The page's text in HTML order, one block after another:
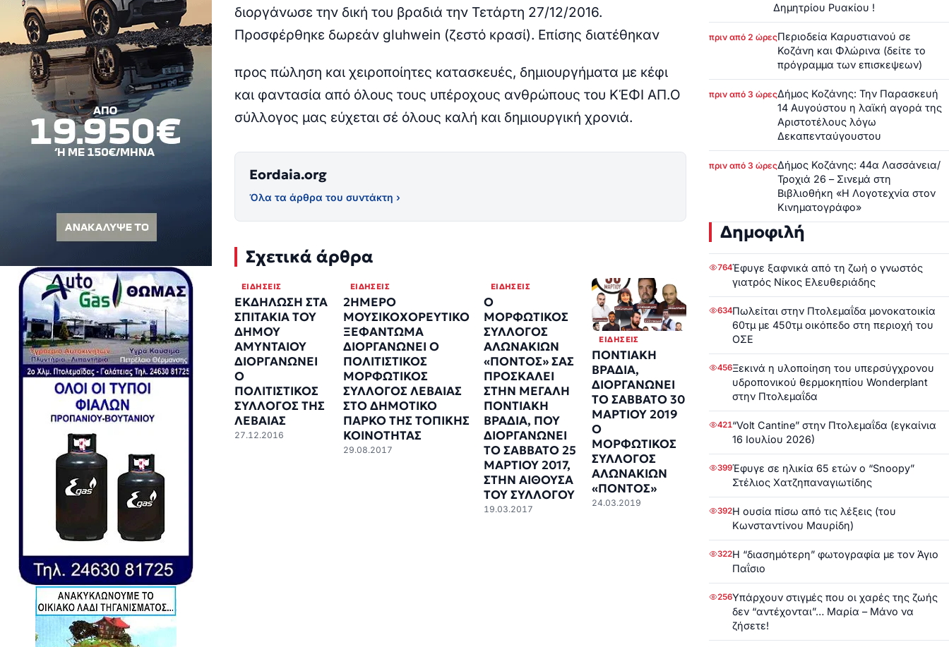
διοργάνωσε την δική του βραδιά την Τετάρτη 27/12/2016.
Προσφέρθηκε δωρεάν gluhwein (ζεστό κρασί). Επίσης διατέθηκαν
προς πώληση και χειροποίητες κατασκευές, δημιουργήματα με κέφι
και φαντασία από όλους τους υπέροχους ανθρώπους του ΚΈΦΙ ΑΠ.Ο
σύλλογος μας εύχεται σέ όλους καλή και δημιουργική χρονιά.
Eordaia.org
Όλα τα άρθρα του συντάκτη ›
Σχετικά άρθρα
ΕΙΔΉΣΕΙΣ
ΕΚΔΗΛΩΣΗ ΣΤΑ
ΣΠΙΤΑΚΙΑ ΤΟΥ
ΔΗΜΟΥ
ΑΜΥΝΤΑΙΟΥ
ΔΙΟΡΓΑΝΩΝΕΙ
Ο
ΠΟΛΙΤΙΣΤΙΚΟΣ
ΣΥΛΛΟΓΟΣ ΤΗΣ
ΛΕΒΑΙΑΣ
27.12.2016
ΕΙΔΉΣΕΙΣ
2ΗΜΕΡΟ
ΜΟΥΣΙΚΟΧΟΡΕΥΤΙΚΟ
ΞΕΦΑΝΤΩΜΑ
ΔΙΟΡΓΑΝΩΝΕΙ Ο
ΠΟΛΙΤΙΣΤΙΚΟΣ
ΜΟΡΦΩΤΙΚΟΣ
ΣΥΛΛΟΓΟΣ ΛΕΒΑΙΑΣ
ΣΤΟ ΔΗΜΟΤΙΚΟ
ΠΑΡΚΟ ΤΗΣ ΤΟΠΙΚΗΣ
ΚΟΙΝΟΤΗΤΑΣ
29.08.2017
ΕΙΔΉΣΕΙΣ
Ο
ΜΟΡΦΩΤΙΚΟΣ
ΣΥΛΛΟΓΟΣ
ΑΛΩΝΑΚΙΩΝ
«ΠΟΝΤΟΣ» ΣΑΣ
ΠΡΟΣΚΑΛΕΙ
ΣΤΗΝ ΜΕΓΑΛΗ
ΠΟΝΤΙΑΚΗ
ΒΡΑΔΙΑ, ΠΟΥ
ΔΙΟΡΓΑΝΩΝΕΙ
ΤΟ ΣΑΒΒΑΤΟ 25
ΜΑΡΤΙΟΥ 2017,
ΣΤΗΝ ΑΙΘΟΥΣΑ
ΤΟΥ ΣΥΛΛΟΓΟΥ
19.03.2017
ΕΙΔΉΣΕΙΣ
ΠΟΝΤΙΑΚΗ
ΒΡΑΔΙΑ,
ΔΙΟΡΓΑΝΩΝΕΙ
ΤΟ ΣΑΒΒΑΤΟ 30
ΜΑΡΤΙΟΥ 2019
Ο
ΜΟΡΦΩΤΙΚΟΣ
ΣΥΛΛΟΓΟΣ
ΑΛΩΝΑΚΙΩΝ
«ΠΟΝΤΟΣ»
24.03.2019
Δημητρίου Ρυακίου !
πριν από 2 ώρεςΠεριοδεία Καρυστιανού σε
Κοζάνη και Φλώρινα (δείτε το
πρόγραμμα των επισκεψεων)
πριν από 3 ώρεςΔήμος Κοζάνης: Την Παρασκευή
14 Αυγούστου η λαϊκή αγορά της
Αριστοτέλους λόγω
Δεκαπενταύγουστου
πριν από 3 ώρεςΔήμος Κοζάνης: 44α Λασσάνεια/
Τροχιά 26 – Σινεμά στη
Βιβλιοθήκη «Η Λογοτεχνία στον
Κινηματογράφο»
Δημοφιλή
764Έφυγε ξαφνικά από τη ζωή ο γνωστός
γιατρός Νίκος Ελευθεριάδης
634Πωλείται στην Πτολεμαΐδα μονοκατοικία
60τμ με 450τμ οικόπεδο στη περιοχή του
ΟΣΕ
456Ξεκινά η υλοποίηση του υπερσύγχρονου
υδροπονικού θερμοκηπίου Wonderplant
στην Πτολεμαΐδα
421“Volt Cantine” στην Πτολεμαΐδα (εγκαίνια
16 Ιουλίου 2026)
399Έφυγε σε ηλικία 65 ετών ο “Snoopy”
Στέλιος Χατζηπαναγιωτίδης
392Η ουσία πίσω από τις λέξεις (του
Κωνσταντίνου Μαυρίδη)
322Η “διασημότερη” φωτογραφία με τον Άγιο
Παΐσιο
256Υπάρχουν στιγμές που οι χαρές της ζωής
δεν “αντέχονται”… Μαρία – Μάνο να
ζήσετε!